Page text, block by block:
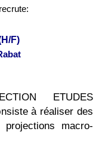
F)
ETUDES
à réaliser des
macro-